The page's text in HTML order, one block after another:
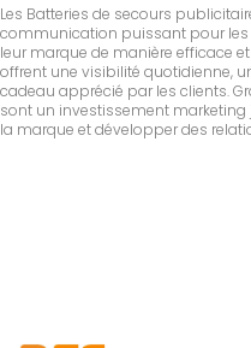
Les Batteries de secours
communication puissant pour
leur marque de manière efficace
offrent une visibilité quotidienne,
cadeau apprécié par les clients.
sont un investissement
la marque et développer des